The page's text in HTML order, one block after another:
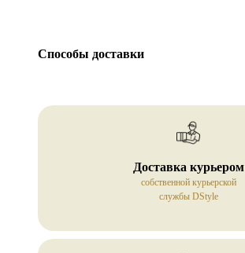
Способы доставки
Доставка курьером
собственной курьерской
службы DStyle